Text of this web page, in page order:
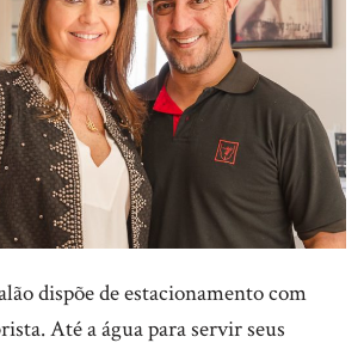
dispõe de estacionamento com
Até a água para servir seus